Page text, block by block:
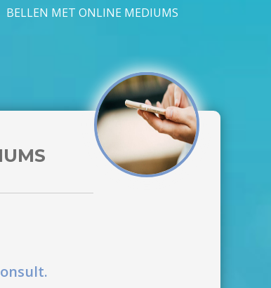
BELLEN MET ONLINE MEDIUMS